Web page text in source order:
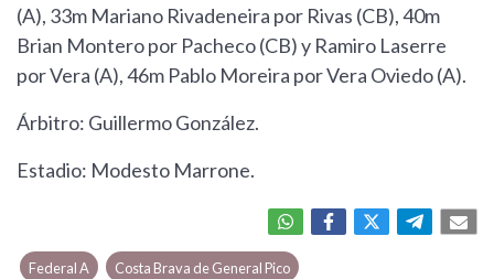
(A), 33m Mariano Rivadeneira por Rivas (CB), 40m
Brian Montero por Pacheco (CB) y Ramiro Laserre
por Vera (A), 46m Pablo Moreira por Vera Oviedo (A).
Árbitro: Guillermo González.
Estadio: Modesto Marrone.
Federal A
Costa Brava de General Pico